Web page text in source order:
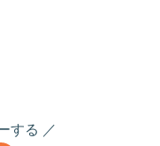
する